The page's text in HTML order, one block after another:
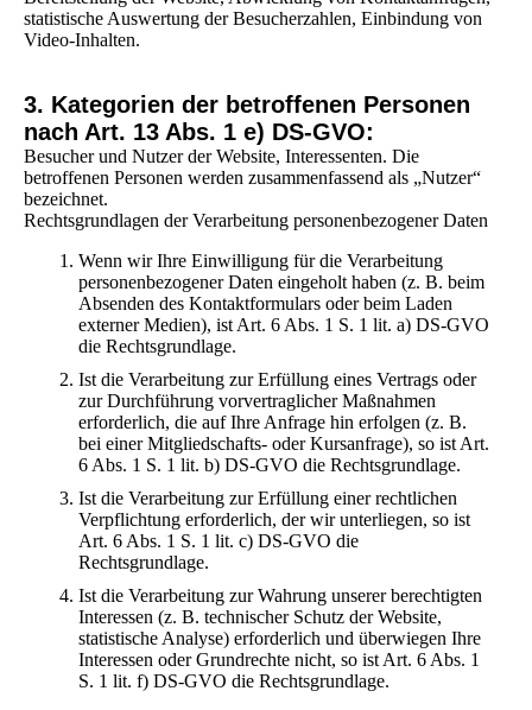
statistische Auswertung der Besucherzahlen, Einbindung von
Video-Inhalten.
3. Kategorien der betroffenen Personen
nach Art. 13 Abs. 1 e) DS-GVO:
Besucher und Nutzer der Website, Interessenten. Die
betroffenen Personen werden zusammenfassend als „Nutzer“
bezeichnet.
Rechtsgrundlagen der Verarbeitung personenbezogener Daten
Wenn wir Ihre Einwilligung für die Verarbeitung
personenbezogener Daten eingeholt haben (z. B. beim
Absenden des Kontaktformulars oder beim Laden
externer Medien), ist Art. 6 Abs. 1 S. 1 lit. a) DS-GVO
die Rechtsgrundlage.
Ist die Verarbeitung zur Erfüllung eines Vertrags oder
zur Durchführung vorvertraglicher Maßnahmen
erforderlich, die auf Ihre Anfrage hin erfolgen (z. B.
bei einer Mitgliedschafts- oder Kursanfrage), so ist Art.
6 Abs. 1 S. 1 lit. b) DS-GVO die Rechtsgrundlage.
Ist die Verarbeitung zur Erfüllung einer rechtlichen
Verpflichtung erforderlich, der wir unterliegen, so ist
Art. 6 Abs. 1 S. 1 lit. c) DS-GVO die
Rechtsgrundlage.
Ist die Verarbeitung zur Wahrung unserer berechtigten
Interessen (z. B. technischer Schutz der Website,
statistische Analyse) erforderlich und überwiegen Ihre
Interessen oder Grundrechte nicht, so ist Art. 6 Abs. 1
S. 1 lit. f) DS-GVO die Rechtsgrundlage.